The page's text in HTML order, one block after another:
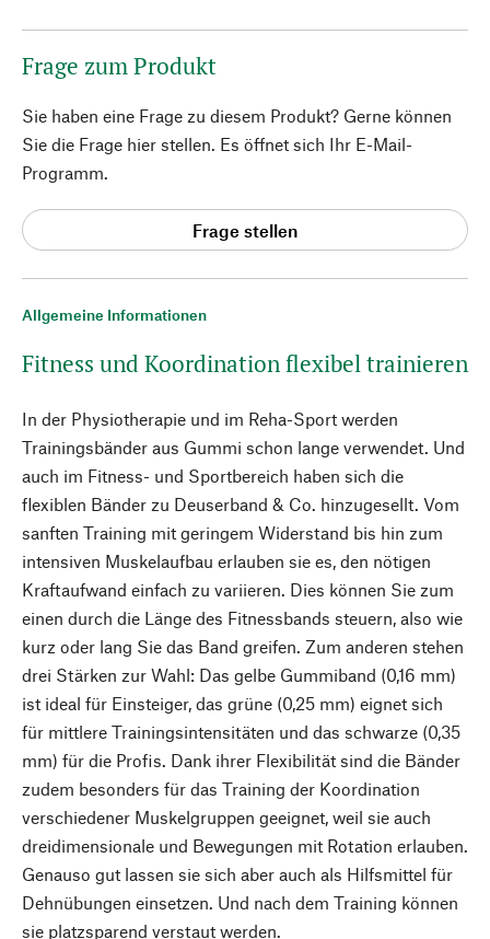
Allgemeine Informationen
Fitness und Koordination flexibel trainieren
In der Physiotherapie und im Reha-Sport werden
Trainingsbänder aus Gummi schon lange verwendet. Und
auch im Fitness- und Sportbereich haben sich die
flexiblen Bänder zu Deuserband & Co. hinzugesellt. Vom
sanften Training mit geringem Widerstand bis hin zum
intensiven Muskelaufbau erlauben sie es, den nötigen
Kraftaufwand einfach zu variieren. Dies können Sie zum
einen durch die Länge des Fitnessbands steuern, also wie
kurz oder lang Sie das Band greifen. Zum anderen stehen
drei Stärken zur Wahl: Das gelbe Gummiband (0,16 mm)
ist ideal für Einsteiger, das grüne (0,25 mm) eignet sich
für mittlere Trainingsintensitäten und das schwarze (0,35
mm) für die Profis. Dank ihrer Flexibilität sind die Bänder
zudem besonders für das Training der Koordination
verschiedener Muskelgruppen geeignet, weil sie auch
dreidimensionale und Bewegungen mit Rotation erlauben.
Genauso gut lassen sie sich aber auch als Hilfsmittel für
Dehnübungen einsetzen. Und nach dem Training können
sie platzsparend verstaut werden.
Frage zum Produkt
Sie haben eine Frage zu diesem Produkt? Gerne können
Sie die Frage hier stellen. Es öffnet sich Ihr E-Mail-
Programm.
Frage stellen